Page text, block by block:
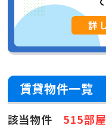
賃貸物件一覧
該当物件 515部屋